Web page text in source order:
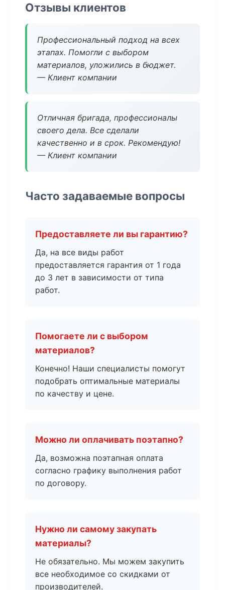
Отзывы клиентов
Профессиональный подход на всех
этапах. Помогли с выбором
материалов, уложились в бюджет.
— Клиент компании
Отличная бригада, профессионалы
своего дела. Все сделали
качественно и в срок. Рекомендую!
— Клиент компании
Часто задаваемые вопросы
Предоставляете ли вы гарантию?
Да, на все виды работ
предоставляется гарантия от 1 года
до 3 лет в зависимости от типа
работ.
Помогаете ли с выбором
материалов?
Конечно! Наши специалисты помогут
подобрать оптимальные материалы
по качеству и цене.
Можно ли оплачивать поэтапно?
Да, возможна поэтапная оплата
согласно графику выполнения работ
по договору.
Нужно ли самому закупать
материалы?
Не обязательно. Мы можем закупить
все необходимое со скидками от
производителей.